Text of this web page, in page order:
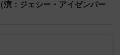
演：ジェシー・アイゼンバー